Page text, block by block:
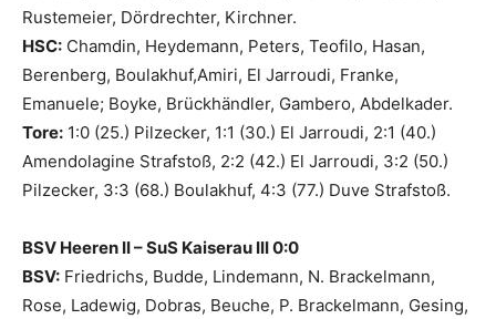
Rustemeier, Dördrechter, Kirchner.
HSC: Chamdin, Heydemann, Peters, Teofilo, Hasan,
Berenberg, Boulakhuf,Amiri, El Jarroudi, Franke,
Emanuele; Boyke, Brückhändler, Gambero, Abdelkader.
Tore: 1:0 (25.) Pilzecker, 1:1 (30.) El Jarroudi, 2:1 (40.)
Amendolagine Strafstoß, 2:2 (42.) El Jarroudi, 3:2 (50.)
Pilzecker, 3:3 (68.) Boulakhuf, 4:3 (77.) Duve Strafstoß.
BSV Heeren II – SuS Kaiserau III 0:0
BSV: Friedrichs, Budde, Lindemann, N. Brackelmann,
Rose, Ladewig, Dobras, Beuche, P. Brackelmann, Gesing,